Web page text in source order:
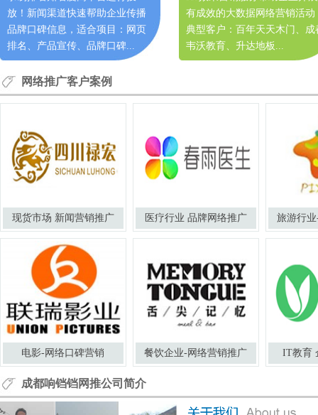
放！新闻渠道快速帮助企业传播
品牌口碑信息，适合项目：网页
排名、产品宣传、品牌口碑...
有成效的大数据网络营销活动
典型客户：百年天天木门、成
韦沃教育、升达地板...
网络推广客户案例
现货市场 新闻营销推广 医疗行业 品牌网络推广 旅游行
电影-网络口碑营销 餐饮企业-网络营销推广 IT教育
成都响铛铛网推公司简介